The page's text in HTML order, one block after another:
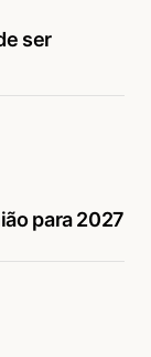
ser
para 2027